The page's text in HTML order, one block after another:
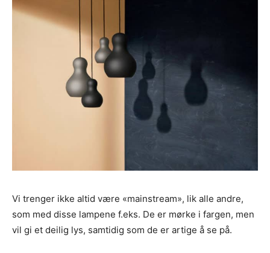
Vi trenger ikke altid være «mainstream», lik alle andre,
som med disse lampene f.eks. De er mørke i fargen, men
vil gi et deilig lys, samtidig som de er artige å se på.